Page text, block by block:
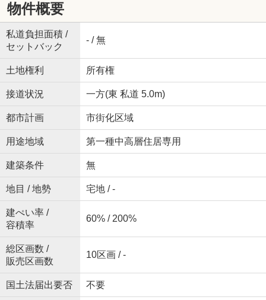
物件概要
私道負担面積 /
セットバック
- / 無
土地権利 所有権
接道状況 一方(東 私道 5.0m)
都市計画 市街化区域
用途地域 第一種中高層住居専用
建築条件 無
地目 / 地勢 宅地 / -
建ぺい率 /
容積率
60% / 200%
総区画数 /
販売区画数
10区画 / -
国土法届出要否 不要